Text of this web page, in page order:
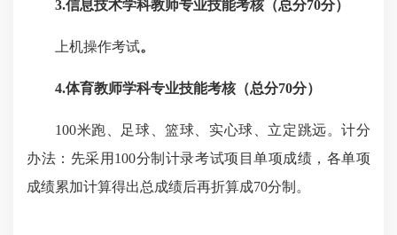
3.信息技术学科教师专业技能考核（总分70分）
上机操作考试。
4.体育教师学科专业技能考核（总分70分）
100米跑、足球、篮球、实心球、立定跳远。计分
办法：先采用100分制计录考试项目单项成绩，各单项
成绩累加计算得出总成绩后再折算成70分制。